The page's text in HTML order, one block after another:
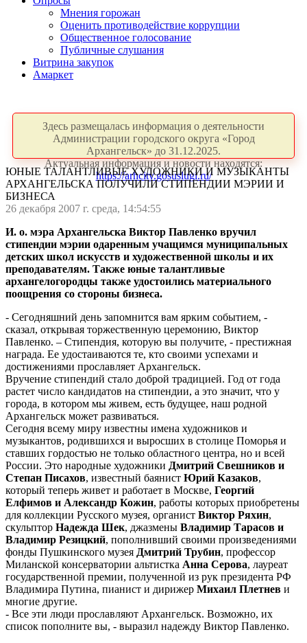
Мнения горожан
Оценить противодействие коррупции
Общественное голосование
Публичные слушания
Витрина закупок
Амаркет
Здесь размещалась информация о деятельности
Администрации городского округа «Город
Архангельск» до 31.12.2025.
Актуальная информация и новости находятся:
https://arhcity.gosuslugi.ru/
ЮНЫЕ ТАЛАНТЛИВЫЕ ХУДОЖНИКИ И МУЗЫКАНТЫ
АРХАНГЕЛЬСКА ПОЛУЧИЛИ СТИПЕНДИИ МЭРИИ И
БИЗНЕСА
26 декабря 2007 г. среда, 14:54:55
И. о. мэра Архангельска Виктор Павленко вручил
стипендии мэрии одаренным учащимся муниципальных
детских школ искусств и художественной школы и их
преподавателям. Также юные талантливые
архангелогородцы также удостоились материального
поощрения со стороны бизнеса.
- Сегодняшний день запомнится вам ярким событием, -
сказал, открывая торжественную церемонию, Виктор
Павленко. – Стипендия, которую вы получите, - престижная
награда. Ее удостаиваются те, кто своими успехами и
достижениями прославляет Архангельск.
Вручение стипендий стало доброй традицией. Год от года
растет число кандидатов на стипендии, а это значит, что у
города, в котором мы живем, есть будущее, наш родной
Архангельск может развиваться.
Сегодня всему миру известны имена художников и
музыкантов, родившихся и выросших в столице Поморья и
ставших гордостью не только областного центра, но и всей
России. Это народные художники Дмитрий Свешников и
Степан Писахов, известный баянист Юрий Казаков,
который теперь живет и работает в Москве, Георгий
Елфимов и Александр Кожин, работы которых приобретены
для коллекции Русского музея, органист Виктор Ряхин,
скульптор Надежда Шек, джазмены Владимир Тарасов и
Владимир Резицкий, пополнивший своими произведениями
фонды Пушкинского музея Дмитрий Трубин, профессор
Миланской консерватории альтистка Анна Серова, лауреат
государственной премии, полученной из рук президента РФ
Владимира Путина, пианист и дирижер Михаил Плетнев и
многие другие.
- Все эти люди прославляют Архангельск. Возможно, их
список пополните вы, - выразил надежду Виктор Павленко.